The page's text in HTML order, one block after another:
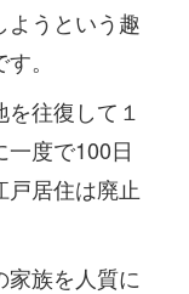
ようという趣
。
往復して１
度で100日
居住は廃止
族を人質に